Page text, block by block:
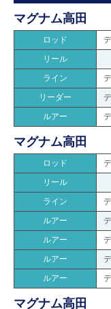
マグナム高田
ロッド
リール
ライン
リーダー
ルアー
マグナム高田
ロッド
リール
ライン
ルアー
ルアー
ルアー
ルアー
マグナム高田